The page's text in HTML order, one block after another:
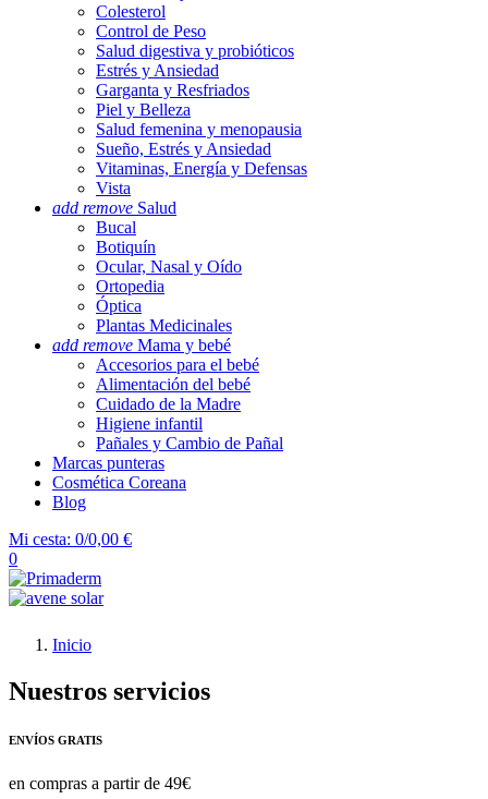
Colesterol
Control de Peso
Salud digestiva y probióticos
Estrés y Ansiedad
Garganta y Resfriados
Piel y Belleza
Salud femenina y menopausia
Sueño, Estrés y Ansiedad
Vitaminas, Energía y Defensas
Vista
add remove Salud
Bucal
Botiquín
Ocular, Nasal y Oído
Ortopedia
Óptica
Plantas Medicinales
add remove Mama y bebé
Accesorios para el bebé
Alimentación del bebé
Cuidado de la Madre
Higiene infantil
Pañales y Cambio de Pañal
Marcas punteras
Cosmética Coreana
Blog
Mi cesta: 0/0,00 €
0
Inicio
Nuestros servicios
ENVÍOS GRATIS
en compras a partir de 49€